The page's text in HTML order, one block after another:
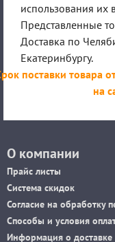
использования их
Представленные
Доставка по
Екатеринбургу.
поставки товара
на
О компании
Прайс листы
Система скидок
Согласие на обработку
Способы и условия
Информация о доставке